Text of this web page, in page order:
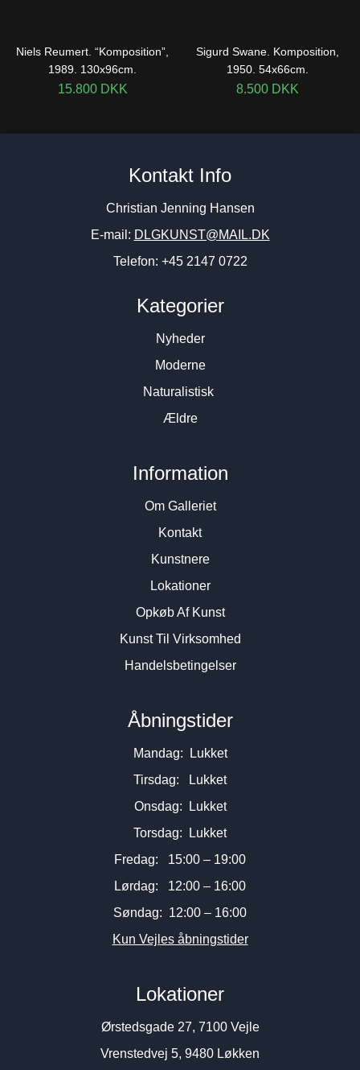
Niels Reumert. “Komposition”,
1989. 130x96cm.
15.800 DKK
Sigurd Swane. Komposition,
1950. 54x66cm.
8.500 DKK
Kontakt Info
Christian Jenning Hansen
E-mail: DLGKUNST@MAIL.DK
Telefon: +45 2147 0722
Kategorier
Nyheder
Moderne
Naturalistisk
Ældre
Information
Om Galleriet
Kontakt
Kunstnere
Lokationer
Opkøb Af Kunst
Kunst Til Virksomhed
Handelsbetingelser
Åbningstider
Mandag: Lukket
Tirsdag: Lukket
Onsdag: Lukket
Torsdag: Lukket
Fredag: 15:00 – 19:00
Lørdag: 12:00 – 16:00
Søndag: 12:00 – 16:00
Kun Vejles åbningstider
Lokationer
Ørstedsgade 27, 7100 Vejle
Vrenstedvej 5, 9480 Løkken